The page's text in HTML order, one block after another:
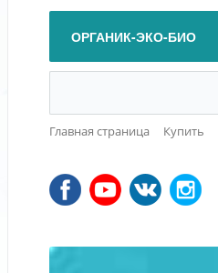
ОРГАНИК-ЭКО-БИО
Главная страница Купить